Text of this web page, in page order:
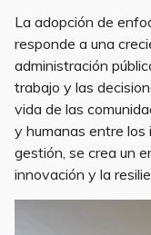
La adopción de
responde a una
administración
trabajo y las
vida de las
y humanas entre
gestión, se crea un
innovación y la